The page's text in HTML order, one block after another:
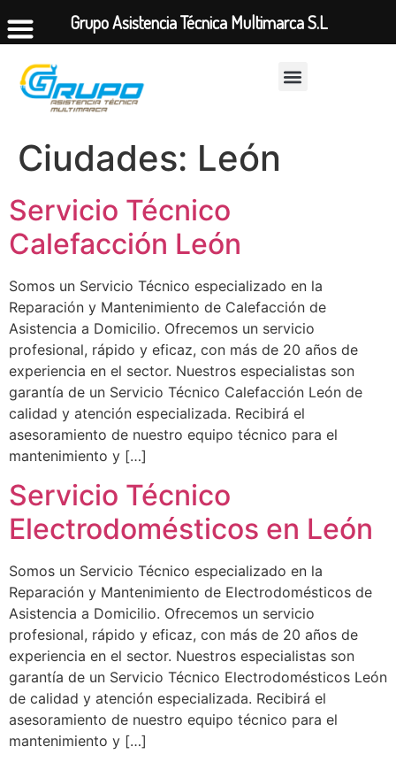
Ciudades: León
Servicio Técnico
Calefacción León
Somos un Servicio Técnico especializado en la
Reparación y Mantenimiento de Calefacción de
Asistencia a Domicilio. Ofrecemos un servicio
profesional, rápido y eficaz, con más de 20 años de
experiencia en el sector. Nuestros especialistas son
garantía de un Servicio Técnico Calefacción León de
calidad y atención especializada. Recibirá el
asesoramiento de nuestro equipo técnico para el
mantenimiento y […]
Servicio Técnico
Electrodomésticos en León
Somos un Servicio Técnico especializado en la
Reparación y Mantenimiento de Electrodomésticos de
Asistencia a Domicilio. Ofrecemos un servicio
profesional, rápido y eficaz, con más de 20 años de
experiencia en el sector. Nuestros especialistas son
garantía de un Servicio Técnico Electrodomésticos León
de calidad y atención especializada. Recibirá el
asesoramiento de nuestro equipo técnico para el
mantenimiento y […]
Grupo Asistencia Técnica Multimarca S.L